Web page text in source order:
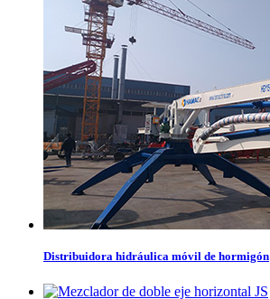
Distribuidora hidráulica móvil de hormigón